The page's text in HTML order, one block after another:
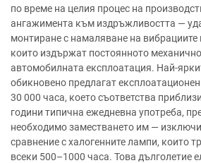
по време на целия процес на
ангажимента към издръжливостта —
монтиране с намаляване на вибрациите
които издържат постоянното
автомобилната експлоатация. Най-
обикновено предлагат
30 000 часа, което съответства
години типична ежедневна употреба,
необходимо заместването им —
сравнение с халогенните лампи, които
всеки 500–1000 часа. Това дълголетие